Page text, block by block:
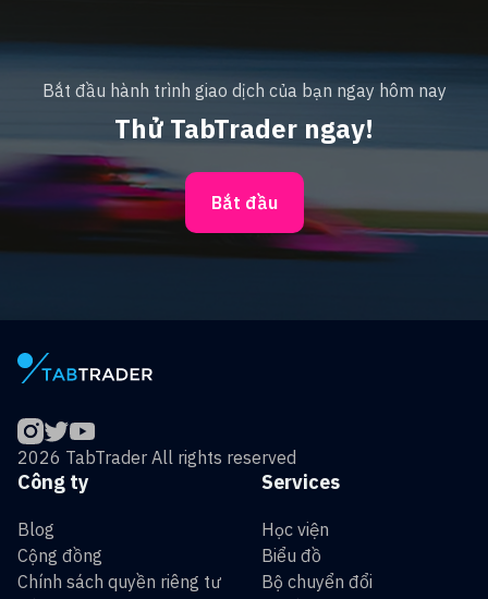
Bắt đầu hành trình giao dịch của bạn ngay hôm nay
Thử TabTrader ngay!
Bắt đầu
2026 TabTrader All rights reserved
Services
Học viện
Biểu đồ
Bộ chuyển đổi
Công ty
Blog
Cộng đồng
Chính sách quyền riêng tư